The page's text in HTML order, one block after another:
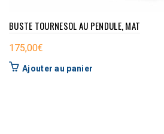
BUSTE TOURNESOL AU PENDULE, MAT
175,00€
Ajouter au panier